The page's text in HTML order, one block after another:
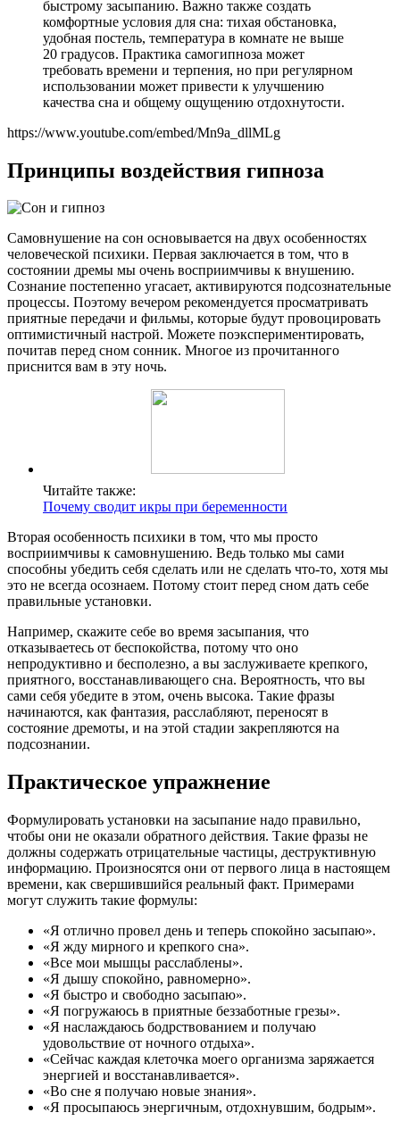
быстрому засыпанию. Важно также создать
комфортные условия для сна: тихая обстановка,
удобная постель, температура в комнате не выше
20 градусов. Практика самогипноза может
требовать времени и терпения, но при регулярном
использовании может привести к улучшению
качества сна и общему ощущению отдохнутости.
https://www.youtube.com/embed/Mn9a_dllMLg
Принципы воздействия гипноза
Самовнушение на сон основывается на двух особенностях
человеческой психики. Первая заключается в том, что в
состоянии дремы мы очень восприимчивы к внушению.
Сознание постепенно угасает, активируются подсознательные
процессы. Поэтому вечером рекомендуется просматривать
приятные передачи и фильмы, которые будут провоцировать
оптимистичный настрой. Можете поэкспериментировать,
почитав перед сном сонник. Многое из прочитанного
приснится вам в эту ночь.
Читайте также:
Почему сводит икры при беременности
Вторая особенность психики в том, что мы просто
восприимчивы к самовнушению. Ведь только мы сами
способны убедить себя сделать или не сделать что-то, хотя мы
это не всегда осознаем. Потому стоит перед сном дать себе
правильные установки.
Например, скажите себе во время засыпания, что
отказываетесь от беспокойства, потому что оно
непродуктивно и бесполезно, а вы заслуживаете крепкого,
приятного, восстанавливающего сна. Вероятность, что вы
сами себя убедите в этом, очень высока. Такие фразы
начинаются, как фантазия, расслабляют, переносят в
состояние дремоты, и на этой стадии закрепляются на
подсознании.
Практическое упражнение
Формулировать установки на засыпание надо правильно,
чтобы они не оказали обратного действия. Такие фразы не
должны содержать отрицательные частицы, деструктивную
информацию. Произносятся они от первого лица в настоящем
времени, как свершившийся реальный факт. Примерами
могут служить такие формулы:
«Я отлично провел день и теперь спокойно засыпаю».
«Я жду мирного и крепкого сна».
«Все мои мышцы расслаблены».
«Я дышу спокойно, равномерно».
«Я быстро и свободно засыпаю».
«Я погружаюсь в приятные беззаботные грезы».
«Я наслаждаюсь бодрствованием и получаю
удовольствие от ночного отдыха».
«Сейчас каждая клеточка моего организма заряжается
энергией и восстанавливается».
«Во сне я получаю новые знания».
«Я просыпаюсь энергичным, отдохнувшим, бодрым».